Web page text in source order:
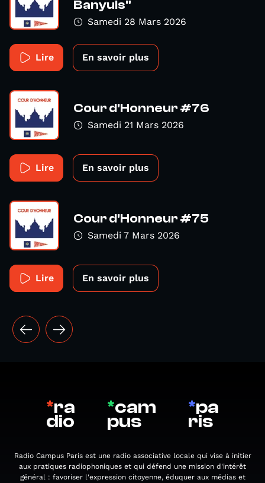
Banyuls"
Samedi 28 Mars 2026
Lire En savoir plus
Cour d'Honneur #76
Samedi 21 Mars 2026
Lire En savoir plus
Cour d'Honneur #75
Samedi 7 Mars 2026
Lire En savoir plus
*ra
dio
*cam
pus
*pa
ris
Radio Campus Paris est une radio associative locale qui vise à initier
aux pratiques radiophoniques et qui défend une mission d'intérêt
général : favoriser l'expression citoyenne, éduquer aux médias et